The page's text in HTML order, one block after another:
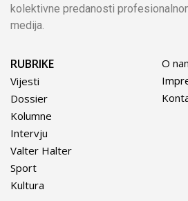
kolektivne predanosti
medija.
RUBRIKE
Vijesti
Dossier
Kolumne
Intervju
Valter Halter
Sport
Kultura
O